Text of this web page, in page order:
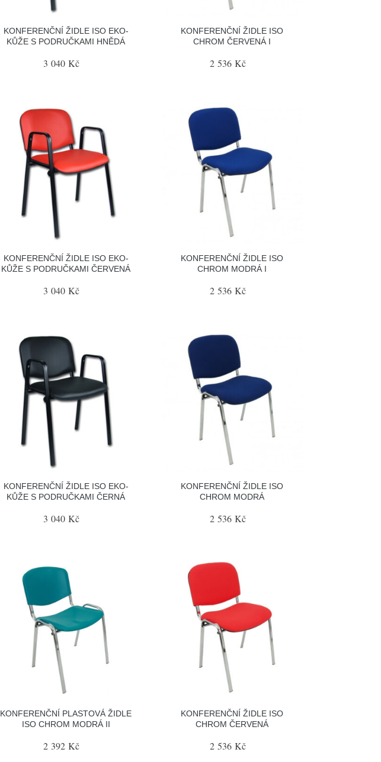
KONFERENČNÍ ŽIDLE ISO EKO-
KŮŽE S PODRUČKAMI HNĚDÁ
3 040 Kč
KONFERENČNÍ ŽIDLE ISO
CHROM ČERVENÁ I
2 536 Kč
KONFERENČNÍ ŽIDLE ISO EKO-
KŮŽE S PODRUČKAMI ČERVENÁ
3 040 Kč
KONFERENČNÍ ŽIDLE ISO
CHROM MODRÁ I
2 536 Kč
KONFERENČNÍ ŽIDLE ISO EKO-
KŮŽE S PODRUČKAMI ČERNÁ
3 040 Kč
KONFERENČNÍ ŽIDLE ISO
CHROM MODRÁ
2 536 Kč
KONFERENČNÍ PLASTOVÁ ŽIDLE
ISO CHROM MODRÁ II
2 392 Kč
KONFERENČNÍ ŽIDLE ISO
CHROM ČERVENÁ
2 536 Kč